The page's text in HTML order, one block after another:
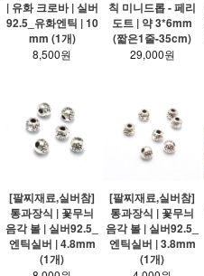
| 유화 크로바 | 실버
92.5_유화엔틱 | 10
mm (1개)
8,500원
칙 미니드롭 - 페리
도트 | 약 3*6mm
(짧은1줄-35cm)
29,000원
[팔찌재료,실버참]
통과장식 | 꽃무늬
음각 볼 | 실버92.5_
엔틱실버 | 4.8mm
(1개)
[팔찌재료,실버참]
통과장식 | 꽃무늬
음각 볼 | 실버92.5_
엔틱실버 | 3.8mm
(1개)